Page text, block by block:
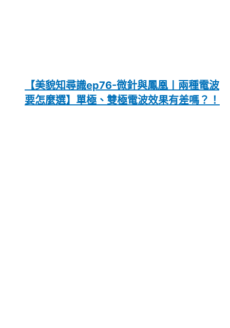
【美貌知尋識ep76-微針與鳳凰〡兩種電波
要怎麼選】單極、雙極電波效果有差嗎？！